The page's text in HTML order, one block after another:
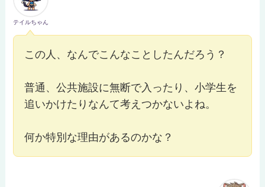
テイルちゃん
この人、なんでこんなことしたんだろう？
普通、公共施設に無断で入ったり、小学生を
追いかけたりなんて考えつかないよね。
何か特別な理由があるのかな？